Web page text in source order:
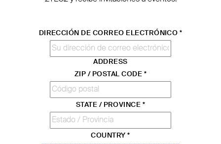
DIRECCIÓN DE CORREO ELECTRÓNICO *
ADDRESS
ZIP / POSTAL CODE *
STATE / PROVINCE *
COUNTRY*